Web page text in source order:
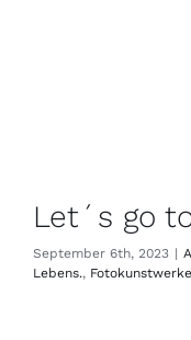
Let´s go
September 6th, 2023 |
Lebens., Fotokunstwerke